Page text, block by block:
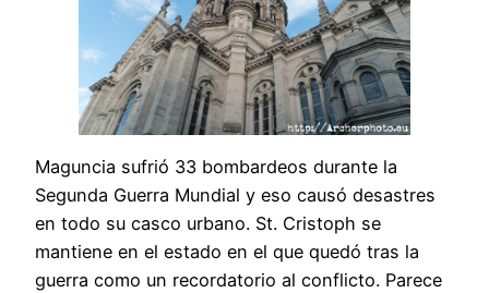
Maguncia sufrió 33 bombardeos durante la
Segunda Guerra Mundial y eso causó desastres
en todo su casco urbano. St. Cristoph se
mantiene en el estado en el que quedó tras la
guerra como un recordatorio al conflicto. Parece